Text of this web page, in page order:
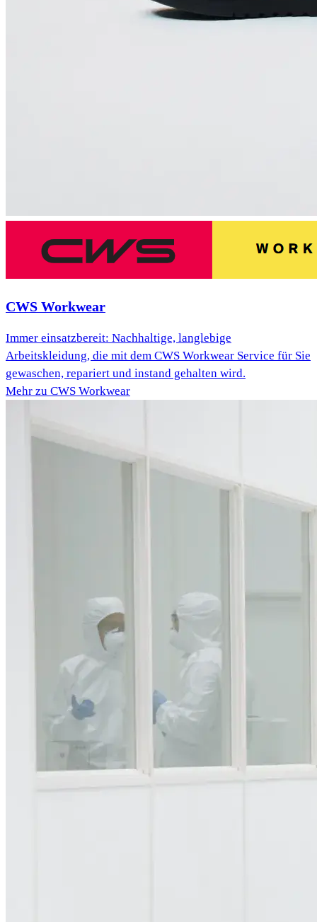
CWS Workwear
Immer einsatzbereit: Nachhaltige, langlebige
Arbeitskleidung, die mit dem CWS Workwear Service für Sie
gewaschen, repariert und instand gehalten wird.
Mehr zu CWS Workwear